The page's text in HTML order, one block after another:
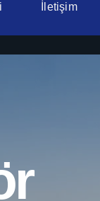
İletişim